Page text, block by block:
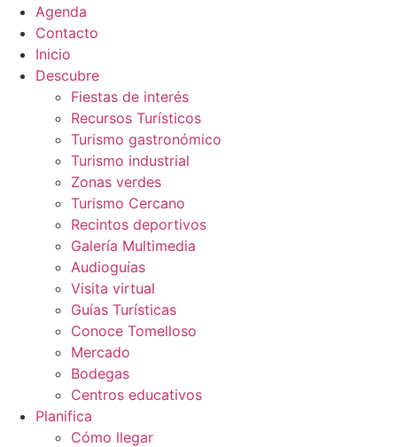
Agenda
Contacto
Inicio
Descubre
Fiestas de interés
Recursos Turísticos
Turismo gastronómico
Turismo industrial
Zonas verdes
Turismo Cercano
Recintos deportivos
Galería Multimedia
Audioguías
Visita virtual
Guías Turísticas
Conoce Tomelloso
Mercado
Bodegas
Centros educativos
Planifica
Cómo llegar